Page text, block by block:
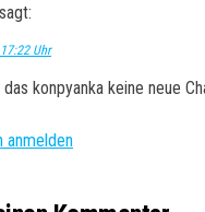
sagt:
Uhr
konpyanka keine neue
anmelden